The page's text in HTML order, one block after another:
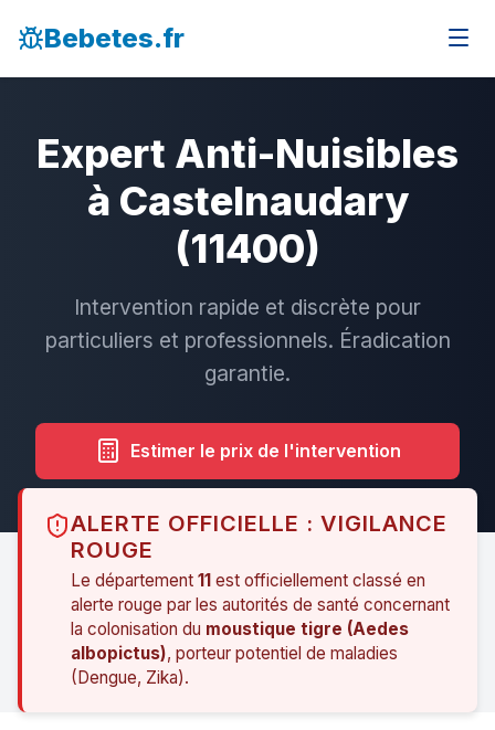
Bebetes.fr
Expert Anti-Nuisibles
à Castelnaudary
(11400)
Intervention rapide et discrète pour
particuliers et professionnels. Éradication
garantie.
Estimer le prix de l'intervention
ALERTE OFFICIELLE : VIGILANCE
ROUGE
Le département 11 est officiellement classé en
alerte rouge par les autorités de santé concernant
la colonisation du moustique tigre (Aedes
albopictus), porteur potentiel de maladies
(Dengue, Zika).